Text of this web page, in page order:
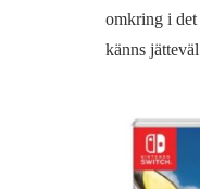
omkring i det
känns